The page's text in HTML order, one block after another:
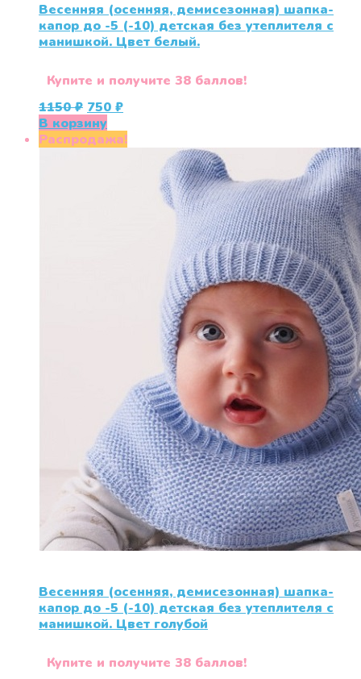
Весенняя (осенняя, демисезонная) шапка-
капор до -5 (-10) детская без утеплителя с
манишкой. Цвет белый.
Купите и получите 38 баллов!
1150₽ Первоначальная
цена
составляла
750 ₽Текущая
750 ₽.
В корзину
Распродажа!
Весенняя (осенняя, демисезонная) шапка-
капор до -5 (-10) детская без утеплителя с
манишкой. Цвет голубой
Купите и получите 38 баллов!